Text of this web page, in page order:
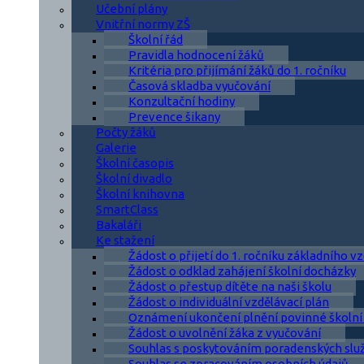
Učební plány
Vnitřní normy ZŠ
Školní řád
Pravidla hodnocení žáků
Kritéria pro přijímání žáků do 1. ročníku
Časová skladba vyučování
Konzultační hodiny
Prevence šikany
Počty žáků
Galerie
Školní časopis
Školní divadlo
Školní knihovna
SmartClass
Bakaláři
Ke stažení
Žádost o přijetí do 1. ročníku základního
Žádost o odklad zahájení školní docházky
Žádost o přestup dítěte na naši školu
Žádost o individuální vzdělávací plán
Oznámení ukončení plnění povinné školní
Žádost o uvolnění žáka z vyučování
Souhlas s poskytováním poradenských